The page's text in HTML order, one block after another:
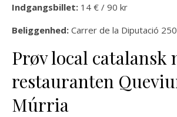
Indgangsbillet: 14 € / 90 kr
Beliggenhed: Carrer de la Diputació
Prøv local catalansk
restauranten
Múrria